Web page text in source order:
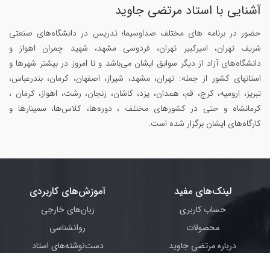
آشنایی با استاد مرتضی جاوید
حضور در برنامه های مختلف صداوسیما؛ تدریس در دانشگاه‌های صنعتی
شریف تهران، امیرکبیر تهران، فردوسی مشهد، شهید چمران اهواز و
دانشگاه‌های آزاد از دیگر سوابق ایشان می‌باشد و تا امروز در بیشتر شهرها و
استانهای کشور از جمله: تهران، مشهد، شیراز، اصفهان، کرمان، بندرعباس،
تبریز، ارومیه، کرج، قم، همدان، یزد، کاشان، زنجان، رشت، اهواز، کرمان ،
کرمانشاه و حتی در کشورهای مختلف ، دوره‌ها، کلاس‌ها، سمینار‌ها و
کارگاه‌های ایشان برگزار شده است.
لینک‌های مفید
حساب کاربری
محصولات
درباره مرتضی جاوید
آموزش‌های کاربردی
زبان‌های خارجی
روانشناسی
دست‌نوشته‌های استاد